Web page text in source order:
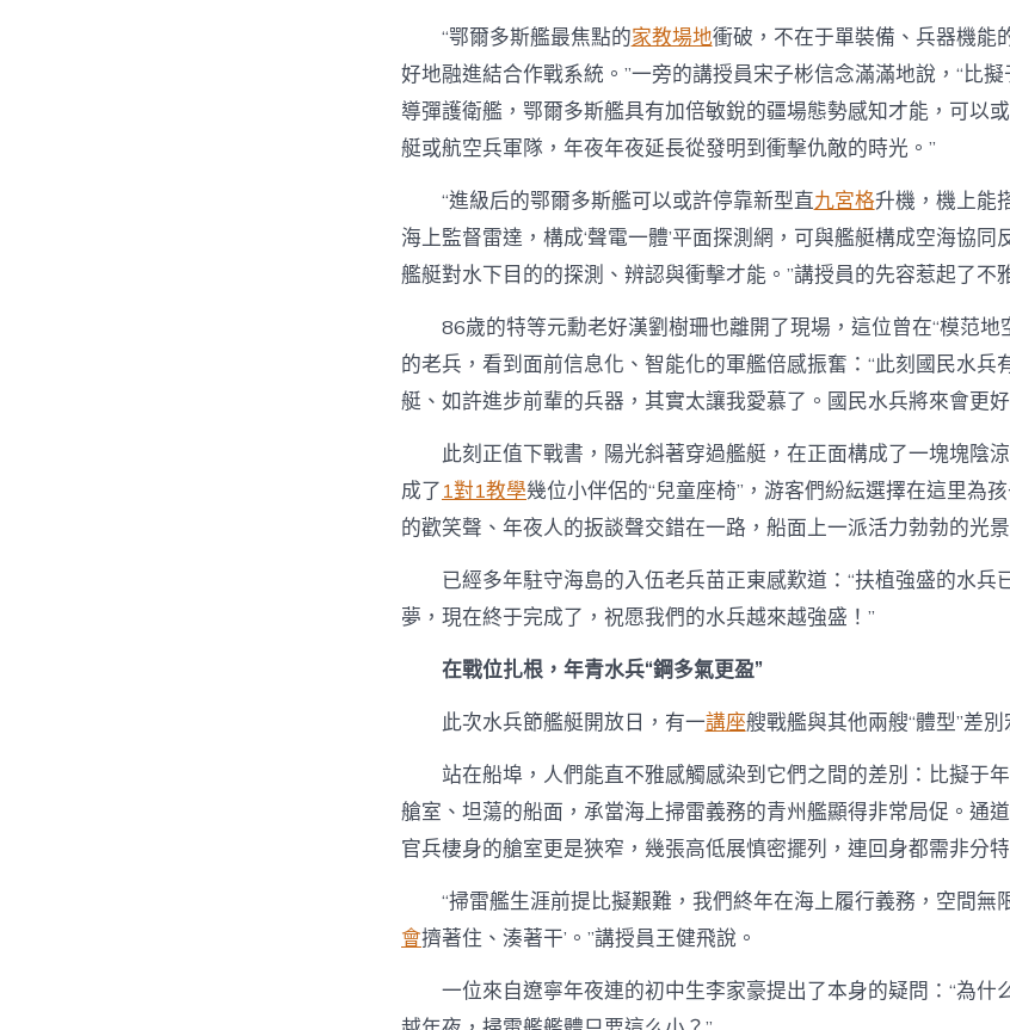
“鄂爾多斯艦最焦點的家教場地衝破，不在于單裝備、兵器機能
好地融進結合作戰系統。”一旁的講授員宋子彬信念滿滿地說，“比
導彈護衛艦，鄂爾多斯艦具有加倍敏銳的疆場態勢感知才能，可以
艇或航空兵軍隊，年夜年夜延長從發明到衝擊仇敵的時光。”
“進級后的鄂爾多斯艦可以或許停靠新型直九宮格升機，機上能
海上監督雷達，構成‘聲電一體’平面探測網，可與艦艇構成空海協同
艦艇對水下目的的探測、辨認與衝擊才能。”講授員的先容惹起了不
86歲的特等元勳老好漢劉樹珊也離開了現場，這位曾在“模范地
的老兵，看到面前信息化、智能化的軍艦倍感振奮：“此刻國民水兵
艇、如許進步前輩的兵器，其實太讓我愛慕了。國民水兵將來會更好
此刻正值下戰書，陽光斜著穿過艦艇，在正面構成了一塊塊陰
成了1對1教學幾位小伴侶的“兒童座椅”，游客們紛紜選擇在這里為
的歡笑聲、年夜人的扳談聲交錯在一路，船面上一派活力勃勃的光景
已經多年駐守海島的入伍老兵苗正東感歎道：“扶植強盛的水兵
夢，現在終于完成了，祝愿我們的水兵越來越強盛！”
在戰位扎根，年青水兵“鋼多氣更盈”
此次水兵節艦艇開放日，有一講座艘戰艦與其他兩艘“體型”差
站在船埠，人們能直不雅感觸感染到它們之間的差別：比擬于
艙室、坦蕩的船面，承當海上掃雷義務的青州艦顯得非常局促。通
官兵棲身的艙室更是狹窄，幾張高低展慎密擺列，連回身都需非分
“掃雷艦生涯前提比擬艱難，我們終年在海上履行義務，空間無
會擠著住、湊著干’。”講授員王健飛說。
一位來自遼寧年夜連的初中生李家豪提出了本身的疑問：“為什